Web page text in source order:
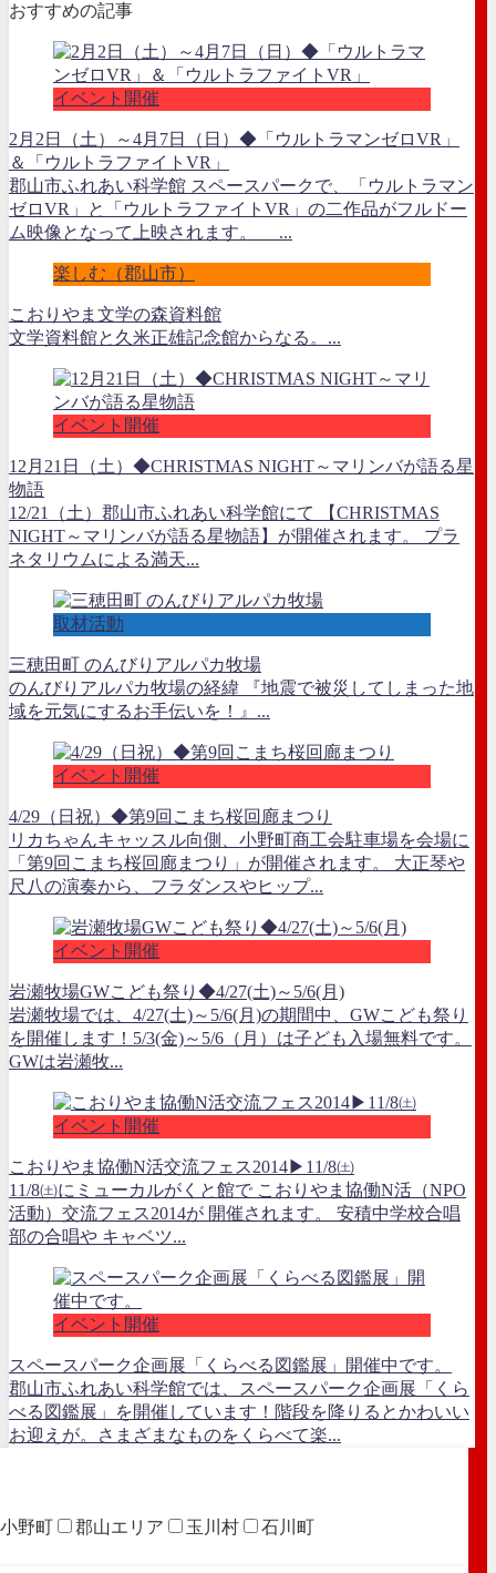
おすすめの記事
イベント開催
2月2日（土）～4月7日（日）◆「ウルトラマンゼロVR」
＆「ウルトラファイトVR」
郡山市ふれあい科学館 スペースパークで、「ウルトラマン
ゼロVR」と「ウルトラファイトVR」の二作品がフルドー
ム映像となって上映されます。 ...
楽しむ（郡山市）
こおりやま文学の森資料館
文学資料館と久米正雄記念館からなる。...
イベント開催
12月21日（土）◆CHRISTMAS NIGHT～マリンバが語る星
物語
12/21（土）郡山市ふれあい科学館にて 【CHRISTMAS
NIGHT～マリンバが語る星物語】が開催されます。 プラ
ネタリウムによる満天...
取材活動
三穂田町 のんびりアルパカ牧場
のんびりアルパカ牧場の経緯 『地震で被災してしまった地
域を元気にするお手伝いを！』...
イベント開催
4/29（日祝）◆第9回こまち桜回廊まつり
リカちゃんキャッスル向側、小野町商工会駐車場を会場に
「第9回こまち桜回廊まつり」が開催されます。 大正琴や
尺八の演奏から、フラダンスやヒップ...
イベント開催
岩瀬牧場GWこども祭り◆4/27(土)～5/6(月)
岩瀬牧場では、4/27(土)～5/6(月)の期間中、GWこども祭り
を開催します！5/3(金)～5/6（月）は子ども入場無料です。
GWは岩瀬牧...
イベント開催
こおりやま協働N活交流フェス2014▶11/8㈯
11/8㈯にミューカルがくと館で こおりやま協働N活（NPO
活動）交流フェス2014が 開催されます。 安積中学校合唱
部の合唱や キャベツ...
イベント開催
スペースパーク企画展「くらべる図鑑展」開催中です。
郡山市ふれあい科学館では、スペースパーク企画展「くら
べる図鑑展」を開催しています！階段を降りるとかわいい
お迎えが。さまざまなものをくらべて楽...
小野町 郡山エリア 玉川村 石川町